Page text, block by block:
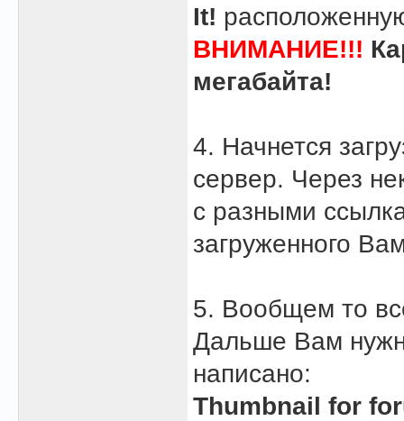
It!
ВНИМАНИЕ!!!
мегабайта!
4. Начнется
сервер. Через
с разными
загруженного
5. Вообщем то
Дальше Вам
написано:
Thumbnail for